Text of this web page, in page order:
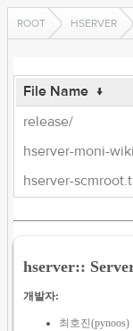
ROOT HSERVER
File Name ↓
release/
hserver-moni-
hserver-
hserver::
개발자:
최호진(pynoos)